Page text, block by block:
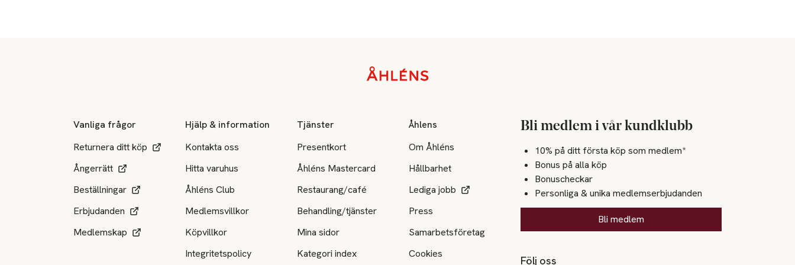
Vanliga frågor
Returnera ditt köp
Ångerrätt
Beställningar
Erbjudanden
Medlemskap
Hjälp & information
Kontakta oss
Hitta varuhus
Åhléns Club
Medlemsvillkor
Köpvillkor
Integritetspolicy
Tjänster
Presentkort
Åhléns Mastercard
Restaurang/café
Behandling/tjänster
Mina sidor
Kategori index
Åhlens
Om Åhléns
Hållbarhet
Lediga jobb
Press
Samarbetsföretag
Cookies
Bli medlem i vår kundklubb
10% på ditt första köp som medlem*
Bonus på alla köp
Bonuscheckar
Personliga & unika medlemserbjudanden
Bli medlem
Följ oss